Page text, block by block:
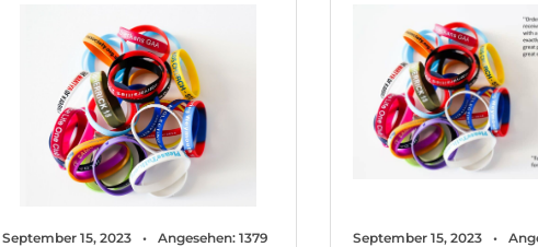
September 15, 2023 Angesehen: 1379 September 15, 2023